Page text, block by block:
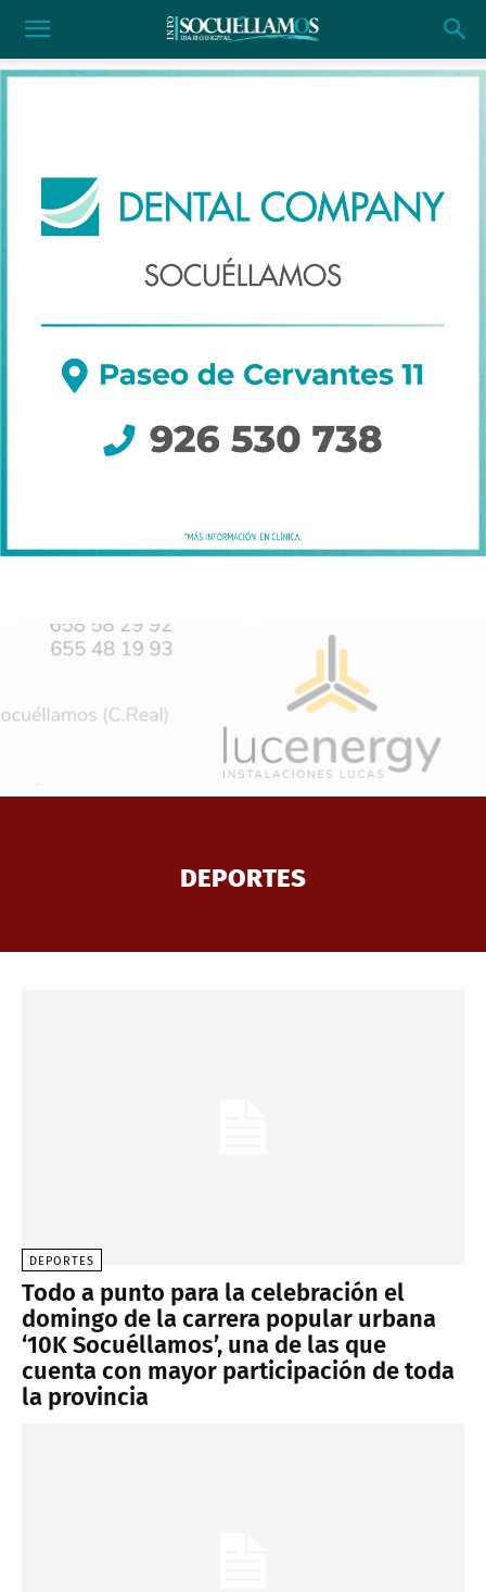
DEPORTES
DEPORTES
Todo a punto para la celebración el
domingo de la carrera popular urbana
‘10K Socuéllamos’, una de las que
cuenta con mayor participación de toda
la provincia